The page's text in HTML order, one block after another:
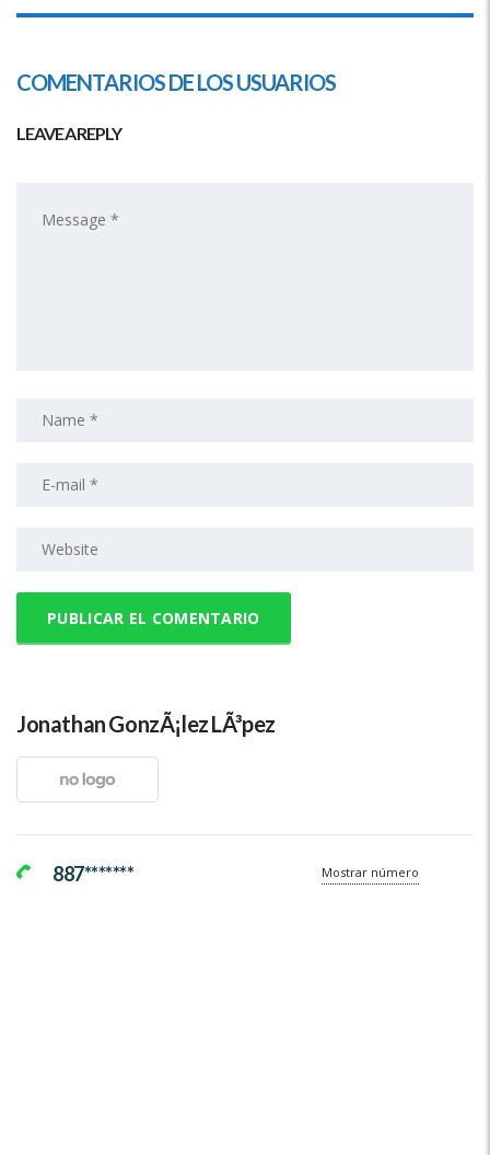
COMENTARIOS DE LOS USUARIOS
LEAVE A REPLY
Jonathan GonzÃ¡lez LÃ³pez
887******* Mostrar número